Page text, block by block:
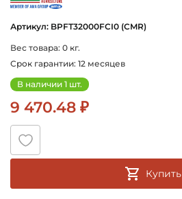
Артикул: BPFT32000FCI0 (CMR)
Вес товара: 0 кг.
Срок гарантии: 12 месяцев
В наличии 1 шт.
9 470.48 ₽
Купить